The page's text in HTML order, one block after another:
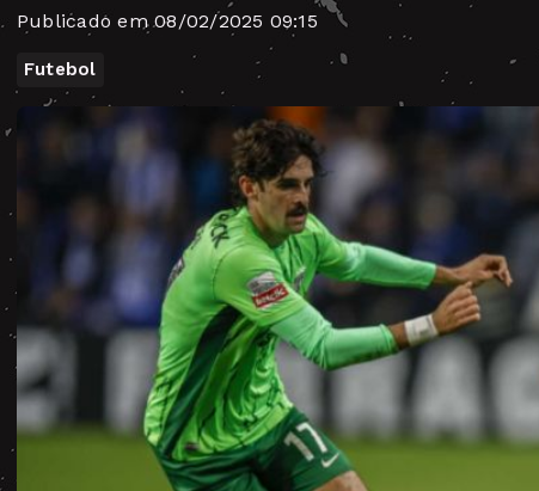
Publicado em 08/02/2025 09:15
Futebol